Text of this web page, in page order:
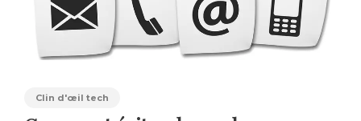
Clin d'œil tech